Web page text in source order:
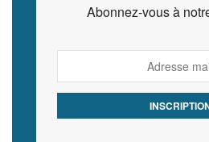
Abonnez-vous à